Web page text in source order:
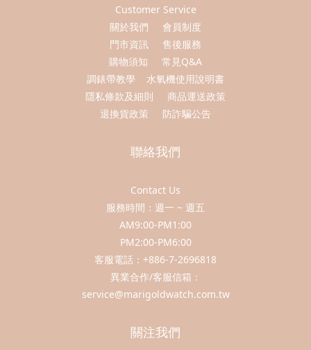
Customer Service
關於我們
會員制度
門市資訊
售後服務
購物須知
常見Q&A
調錶帶教學
水氧機使用說明書
隱私條款及細則
商品運送政策
退換貨政策
防詐騙公告
聯絡我們
Contact Us
服務時間：週一 ~ 週五
AM9:00-PM1:00
PM2:00-PM6:00
客服電話：+886-7-2696818
異業合作/客服信箱：
service@marigoldwatch.com.tw
關注我們